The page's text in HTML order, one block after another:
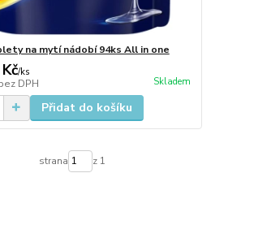
na mytí nádobí 94ks All in one
/ks
DPH Skladem
Přidat do košíku
strana z 1